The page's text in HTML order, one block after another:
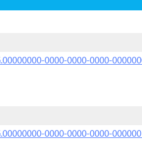
0000-0000-0000-
0000-0000-0000-